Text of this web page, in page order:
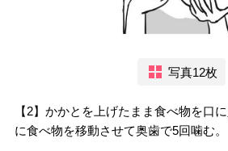
写真12枚
【2】かかとを上げたまま食べ物を口
に食べ物を移動させて奥歯で5回噛む。